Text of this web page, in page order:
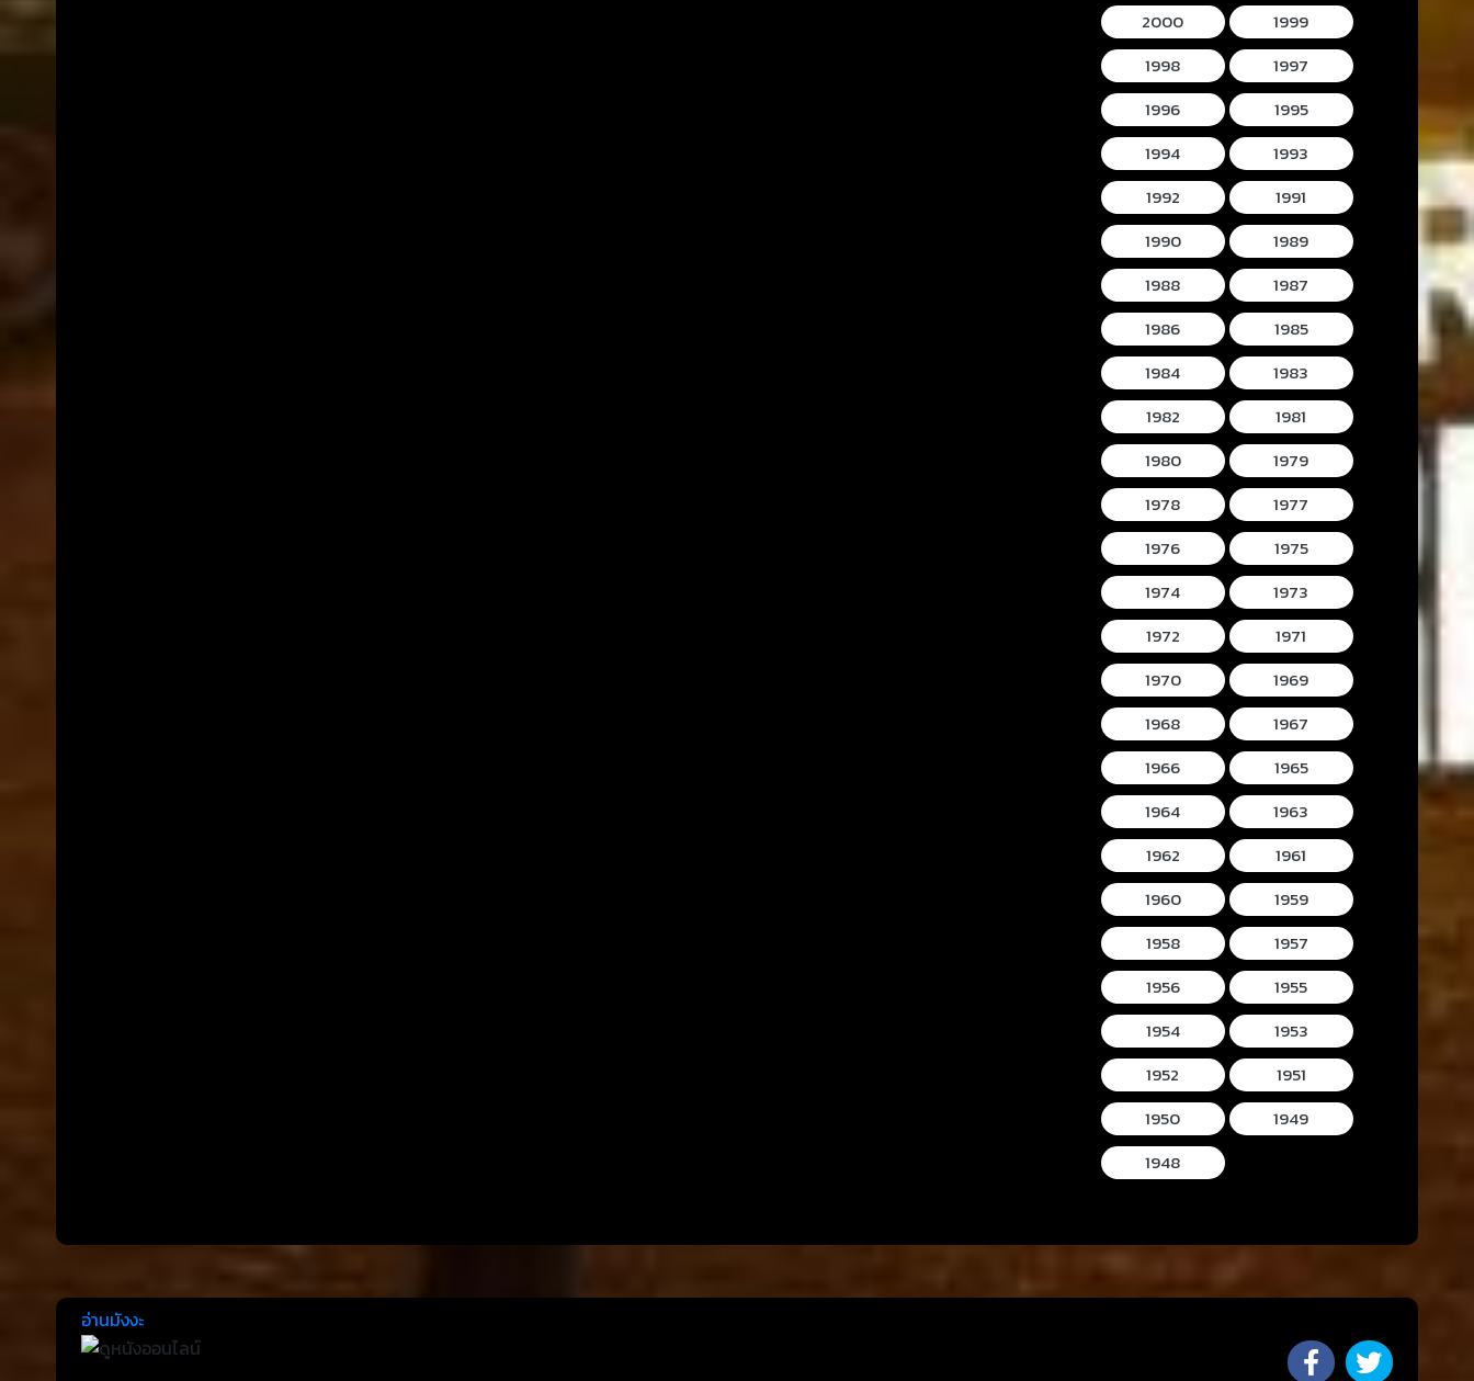
2000
1999
1998
1997
1996
1995
1994
1993
1992
1991
1990
1989
1988
1987
1986
1985
1984
1983
1982
1981
1980
1979
1978
1977
1976
1975
1974
1973
1972
1971
1970
1969
1968
1967
1966
1965
1964
1963
1962
1961
1960
1959
1958
1957
1956
1955
1954
1953
1952
1951
1950
1949
1948
อ่านมังงะ